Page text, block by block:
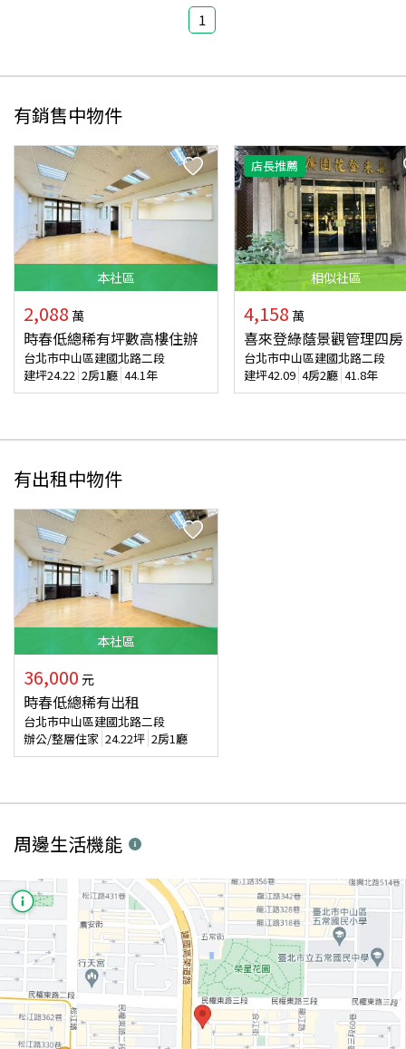
1
有銷售中物件
本社區
2,088 萬
時春低總稀有坪數高樓住辦
台北市中山區建國北路二段
建坪24.22 2房1廳 44.1年
店長推薦
相似社區
4,158 萬
喜來登綠蔭景觀管理四房
台北市中山區建國北路二段
建坪42.09 4房2廳 41.8年
有出租中物件
本社區
36,000 元
時春低總稀有出租
台北市中山區建國北路二段
辦公/整層住家 24.22坪 2房1廳
周邊生活機能